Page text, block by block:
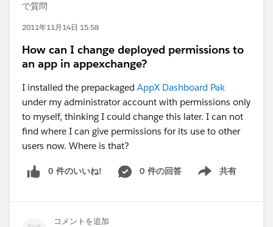
で質問
2011年11月14日 15:58
How can I change deployed permissions to
an app in appexchange?
I installed the prepackaged AppX Dashboard Pak
under my administrator account with permissions only
to myself, thinking I could change this later. I can not
find where I can give permissions for its use to other
users now. Where is that?
0 件のいいね! 0 件の回答 共有
Show menu
コメントを追加